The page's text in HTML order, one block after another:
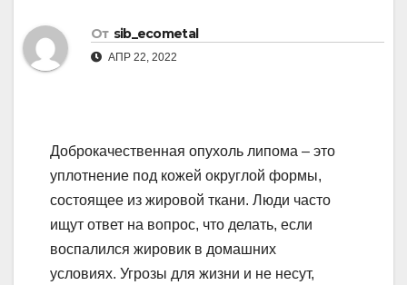
От sib_ecometal
АПР 22, 2022
Доброкачественная опухоль липома – это
уплотнение под кожей округлой формы,
состоящее из жировой ткани. Люди часто
ищут ответ на вопрос, что делать, если
воспалился жировик в домашних
условиях. Угрозы для жизни и не несут,